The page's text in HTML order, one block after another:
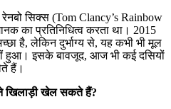
सिक्स (Tom Clancy’s Rainbow
का प्रतिनिधित्व करता था। 2015
है, लेकिन दुर्भाग्य से, यह कभी भी मूल
हुआ। इसके बावजूद, आज भी कई दसियों
हैं।
खिलाड़ी खेल सकते हैं?